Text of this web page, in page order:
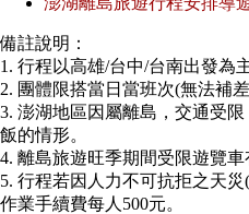
備註說明：
1. 行程以高雄/台中/台南出發
2. 團體限搭當日當班次(無法補
3. 澎湖地區因屬離島，交通受
飯的情形。
4. 離島旅遊旺季期間受限遊覽
5. 行程若因人力不可抗拒之天
作業手續費每人500元。